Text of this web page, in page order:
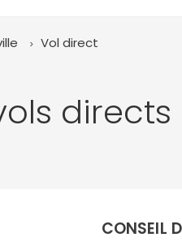
Vol direct
directs
CONSEIL